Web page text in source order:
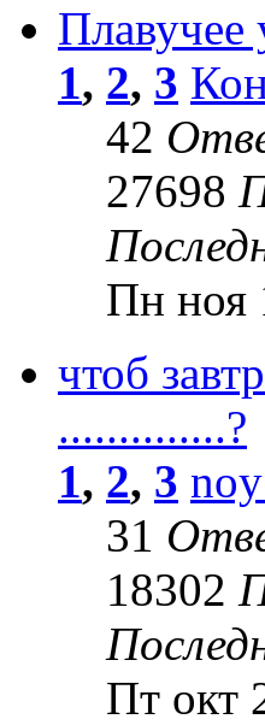
1, 2, 3
42
27698
Пн ноя
чтоб
..............?
1, 2, 3
31
18302
Пт окт